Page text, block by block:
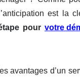
est la
pour votre
avantages d’un